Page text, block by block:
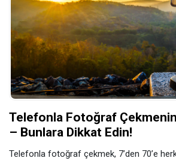
Telefonla Fotoğraf
– Bunlara Dikkat Edin!
Telefonla fotoğraf çekmek, 7’den 70’e